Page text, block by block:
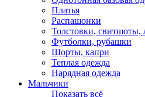
Платья
Распашонки
Толстовки, свитшоты,
Футболки, рубашки
Шорты, капри
Теплая одежда
Нарядная одежда
Мальчики
Показать всё